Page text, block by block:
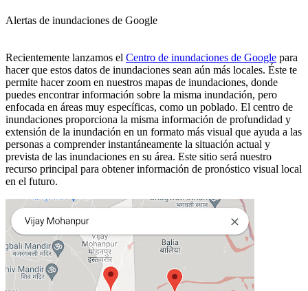
Alertas de inundaciones de Google
Recientemente lanzamos el Centro de inundaciones de Google para
hacer que estos datos de inundaciones sean aún más locales. Éste te
permite hacer zoom en nuestros mapas de inundaciones, donde
puedes encontrar información sobre la misma inundación, pero
enfocada en áreas muy específicas, como un poblado. El centro de
inundaciones proporciona la misma información de profundidad y
extensión de la inundación en un formato más visual que ayuda a las
personas a comprender instantáneamente la situación actual y
prevista de las inundaciones en su área. Este sitio será nuestro
recurso principal para obtener información de pronóstico visual local
en el futuro.